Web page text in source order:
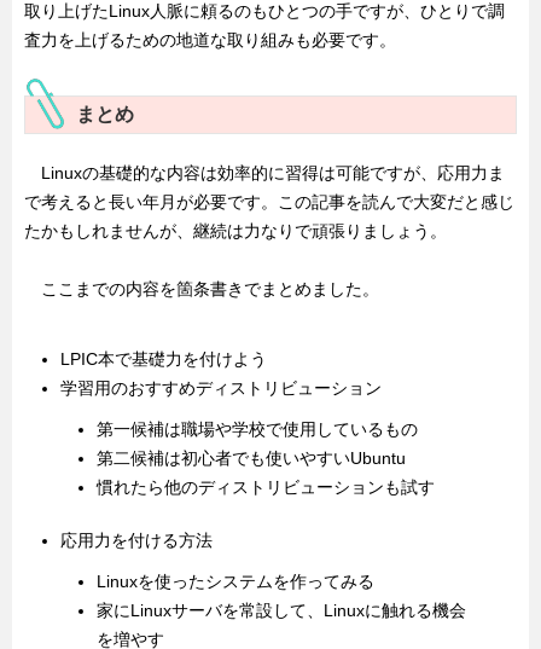
取り上げたLinux人脈に頼るのもひとつの手ですが、ひとりで調
査力を上げるための地道な取り組みも必要です。
まとめ
Linuxの基礎的な内容は効率的に習得は可能ですが、応用力ま
で考えると長い年月が必要です。この記事を読んで大変だと感じ
たかもしれませんが、継続は力なりで頑張りましょう。
ここまでの内容を箇条書きでまとめました。
LPIC本で基礎力を付けよう
学習用のおすすめディストリビューション
第一候補は職場や学校で使用しているもの
第二候補は初心者でも使いやすいUbuntu
慣れたら他のディストリビューションも試す
応用力を付ける方法
Linuxを使ったシステムを作ってみる
家にLinuxサーバを常設して、Linuxに触れる機会
を増やす